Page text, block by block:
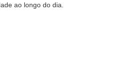
ao longo do dia.